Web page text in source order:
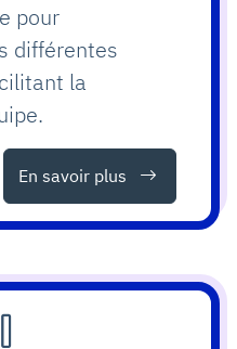
pour
différentes
la
En savoir plus